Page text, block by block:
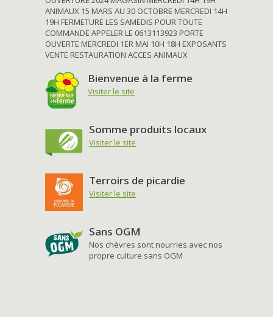
ANIMAUX 15 MARS AU 30 OCTOBRE MERCREDI 14H
19H FERMETURE LES SAMEDIS POUR TOUTE
COMMANDE APPELER LE 0613113923 PORTE
OUVERTE MERCREDI 1ER MAI 10H 18H EXPOSANTS
VENTE RESTAURATION ACCES ANIMAUX
Bienvenue à la ferme
Visiter le site
Somme produits locaux
Visiter le site
Terroirs de picardie
Visiter le site
Sans OGM
Nos chèvres sont nourries avec nos
propre culture sans OGM